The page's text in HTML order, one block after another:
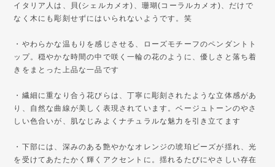
イタリア人は、貝(シェルカメオ)、珊瑚(コーラルカメオ)、だけで
なく木にも彫刻せずにはいられないようです。笑
・やわらかな温もりを感じさせる、ローズモチーフのペンダントト
ップ。穏やかな時間の中で咲く一輪の花のように、優しさと落ち着
きをまとった上品な一品です
・繊細に重なり合う花びらは、丁寧に彫刻されたような立体感があ
り、自然な曲線が美しく表現されています。ベージュトーンのやさ
しい色合いが、肌なじみよくナチュラルな魅力を引き立てます
・下部には、深みのある艶やかなオレンジの琥珀ビーズが揺れ、光
を受けてあたたかく輝くアクセントに。揺れるたびにやさしい存在